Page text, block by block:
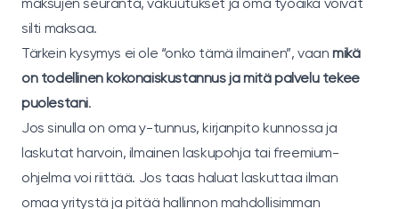
silti maksaa.
Tärkein kysymys ei ole “onko tämä ilmainen”, vaan mikä
on todellinen kokonaiskustannus ja mitä palvelu tekee
puolestani.
Jos sinulla on oma y-tunnus, kirjanpito kunnossa ja
laskutat harvoin, ilmainen laskupohja tai freemium-
ohjelma voi riittää. Jos taas haluat laskuttaa ilman
omaa yritystä ja pitää hallinnon mahdollisimman